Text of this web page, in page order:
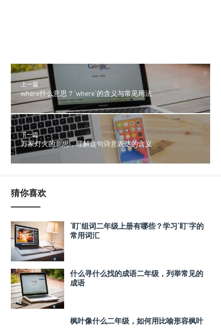
上一篇
where什么意思？‘where’的含义与常见用法
下一篇
万家灯火的意思，理解这句诗意表达的含义
猜你喜欢
‘盯’组词二年级上册有哪些？学习‘盯’字的
常用词汇
什么寻什么找的成语二年级，列举常见的
成语
枫叶像什么二年级，如何用比喻形容枫叶